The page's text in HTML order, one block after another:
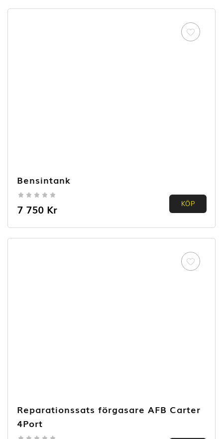
Bensintank
0.00
5
7 750 Kr KÖP
Reparationssats förgasare AFB Carter
4Port